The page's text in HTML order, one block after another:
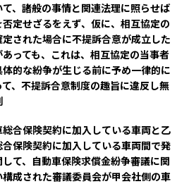
、諸般の事情と関連法理に照らせば
定せざるをえず、仮に、相互協定の
された場合に不提訴合意が成立した
っても、これは、相互協定の当事者
的な紛争が生じる前に予め一律的に
、不提訴合意制度の趣旨に違反し無
合保険契約に加入している車両と乙
保険契約に加入している車両間で発
て、自動車保険求償金紛争審議に関
成された審議委員会が甲会社側の車